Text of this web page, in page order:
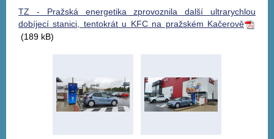
TZ - Pražská energetika zprovoznila další ultrarychlou
dobíjecí stanici, tentokrát u KFC na pražském Kačerově
(189 kB)